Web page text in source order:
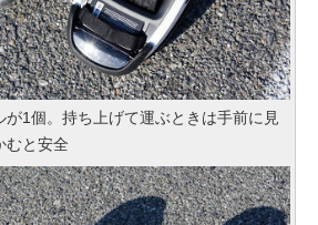
が1個。持ち上げて運ぶときは手前に見
むと安全